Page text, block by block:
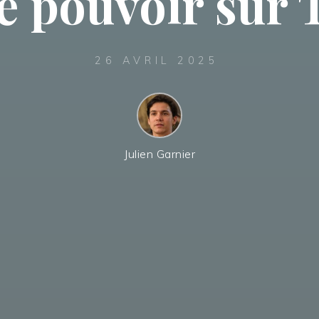
26 AVRIL 2025
Julien Garnier